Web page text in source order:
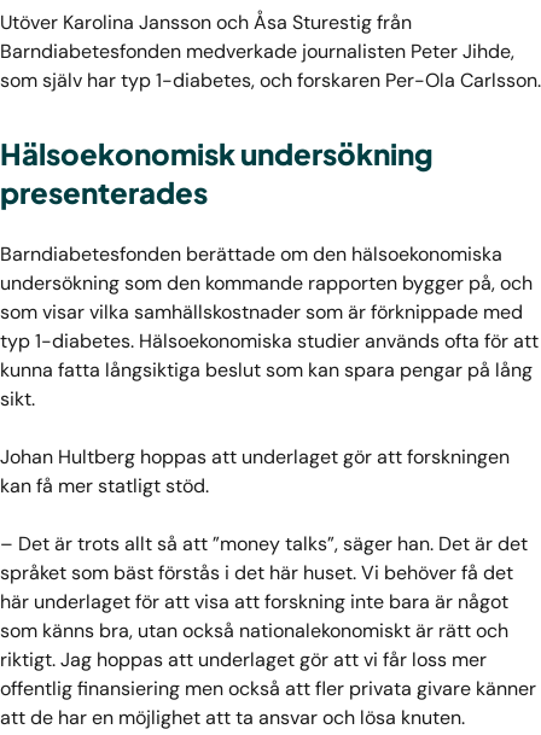
Utöver Karolina Jansson och Åsa Sturestig från
Barndiabetesfonden medverkade journalisten Peter Jihde,
som själv har typ 1-diabetes, och forskaren Per-Ola Carlsson.
Hälsoekonomisk undersökning
presenterades
Barndiabetesfonden berättade om den hälsoekonomiska
undersökning som den kommande rapporten bygger på, och
som visar vilka samhällskostnader som är förknippade med
typ 1-diabetes. Hälsoekonomiska studier används ofta för att
kunna fatta långsiktiga beslut som kan spara pengar på lång
sikt.
Johan Hultberg hoppas att underlaget gör att forskningen
kan få mer statligt stöd.
– Det är trots allt så att ”money talks”, säger han. Det är det
språket som bäst förstås i det här huset. Vi behöver få det
här underlaget för att visa att forskning inte bara är något
som känns bra, utan också nationalekonomiskt är rätt och
riktigt. Jag hoppas att underlaget gör att vi får loss mer
offentlig finansiering men också att fler privata givare känner
att de har en möjlighet att ta ansvar och lösa knuten.